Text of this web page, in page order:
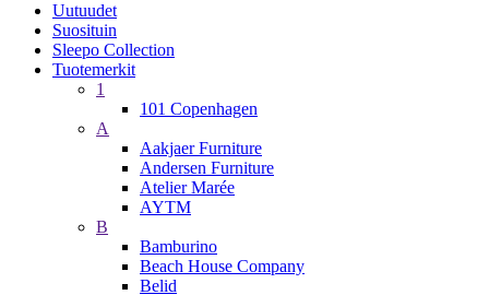
Uutuudet
Suosituin
Sleepo Collection
Tuotemerkit
1
101 Copenhagen
A
Aakjaer Furniture
Andersen Furniture
Atelier Marée
AYTM
B
Bamburino
Beach House Company
Belid